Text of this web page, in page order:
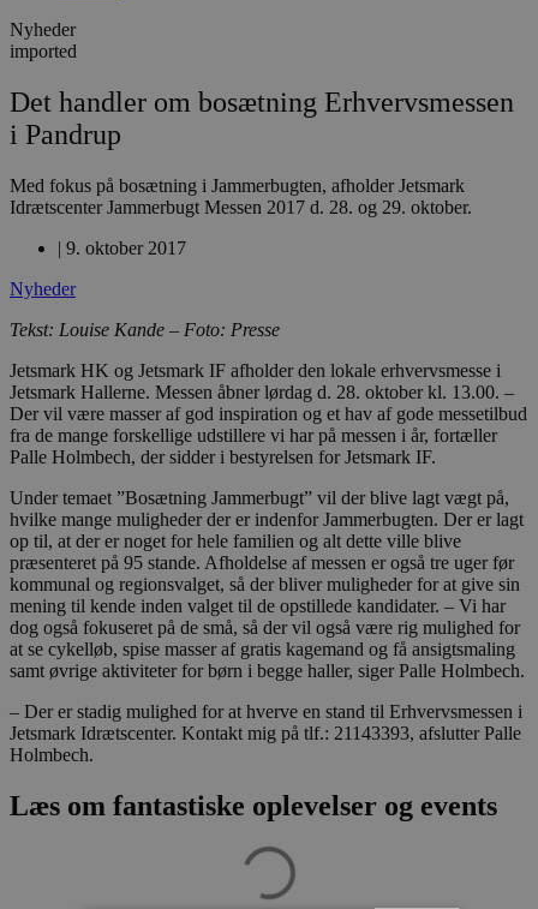
Nyheder
imported
Det handler om bosætning Erhvervsmessen
i Pandrup
Med fokus på bosætning i Jammerbugten, afholder Jetsmark
Idrætscenter Jammerbugt Messen 2017 d. 28. og 29. oktober.
| 9. oktober 2017
Nyheder
Tekst: Louise Kande – Foto: Presse
Jetsmark HK og Jetsmark IF afholder den lokale erhvervsmesse i
Jetsmark Hallerne. Messen åbner lørdag d. 28. oktober kl. 13.00. –
Der vil være masser af god inspiration og et hav af gode messetilbud
fra de mange forskellige udstillere vi har på messen i år, fortæller
Palle Holmbech, der sidder i bestyrelsen for Jetsmark IF.
Under temaet ”Bosætning Jammerbugt” vil der blive lagt vægt på,
hvilke mange muligheder der er indenfor Jammerbugten. Der er lagt
op til, at der er noget for hele familien og alt dette ville blive
præsenteret på 95 stande. Afholdelse af messen er også tre uger før
kommunal og regionsvalget, så der bliver muligheder for at give sin
mening til kende inden valget til de opstillede kandidater. – Vi har
dog også fokuseret på de små, så der vil også være rig mulighed for
at se cykelløb, spise masser af gratis kagemand og få ansigtsmaling
samt øvrige aktiviteter for børn i begge haller, siger Palle Holmbech.
– Der er stadig mulighed for at hverve en stand til Erhvervsmessen i
Jetsmark Idrætscenter. Kontakt mig på tlf.: 21143393, afslutter Palle
Holmbech.
Læs om fantastiske oplevelser og events